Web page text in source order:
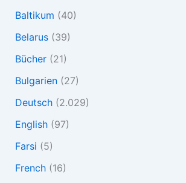
Baltikum (40)
Belarus(39)
Bücher(21)
Bulgarien(27)
Deutsch(2.029)
English(97)
Farsi (5)
French(16)